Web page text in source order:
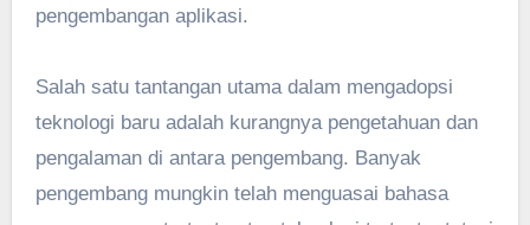
pengembangan aplikasi.
Salah satu tantangan utama dalam mengadopsi
teknologi baru adalah kurangnya pengetahuan dan
pengalaman di antara pengembang. Banyak
pengembang mungkin telah menguasai bahasa